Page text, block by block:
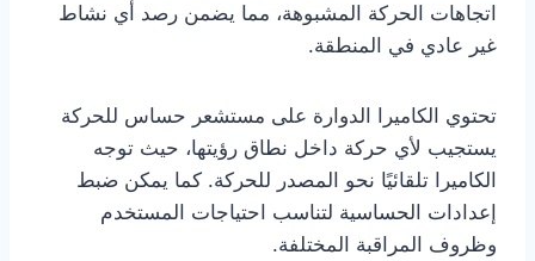
اتجاهات الحركة المشبوهة، مما يضمن رصد أي نشاط
غير عادي في المنطقة.
تحتوي الكاميرا الدوارة على مستشعر حساس للحركة
يستجيب لأي حركة داخل نطاق رؤيتها، حيث توجه
الكاميرا تلقائيًا نحو المصدر للحركة. كما يمكن ضبط
إعدادات الحساسية لتناسب احتياجات المستخدم
وظروف المراقبة المختلفة.